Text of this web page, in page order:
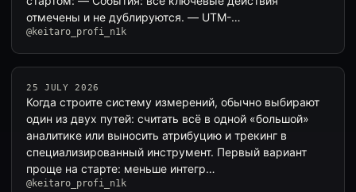
отмечены и не дублируются. — UTM-…
@keitaro_profi_n1k
25 JULY 2026
Когда строите систему измерений, обычно выбирают
один из двух путей: считать всё в одной «большой»
аналитике или выносить атрибуцию и трекинг в
специализированный инструмент. Первый вариант
проще на старте: меньше интегр…
@keitaro_profi_n1k